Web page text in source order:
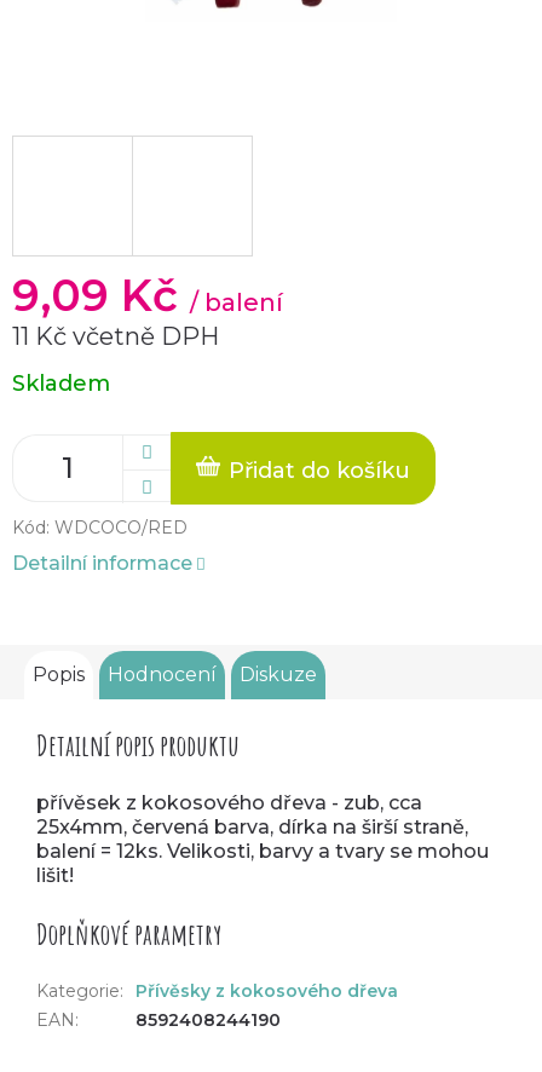
9,09 Kč / balení
11 Kč včetně DPH
Měrná
cena:
Skladem
Přidat do košíku
Kód: WDCOCO/RED
Detailní informace
Popis Hodnocení Diskuze
Detailní popis produktu
přívěsek z kokosového dřeva - zub, cca
25x4mm, červená barva, dírka na širší straně,
balení = 12ks. Velikosti, barvy a tvary se mohou
lišit!
Doplňkové parametry
Kategorie:
Přívěsky z kokosového dřeva
EAN: 8592408244190